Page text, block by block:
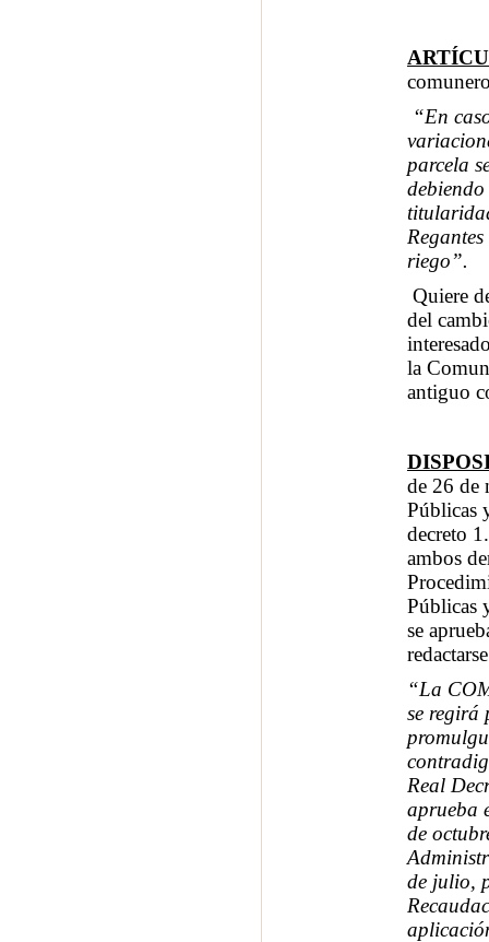
“En
parcela
riego”.
Quiere
del
la
antiguo
de 26 de
Públicas
decreto
ambos
Públicas
se
“La
se regirá
Real
aprueba
de
de julio,